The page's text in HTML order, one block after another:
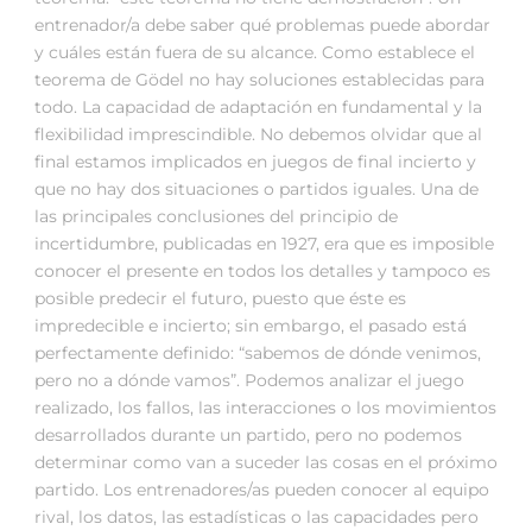
entrenador/a debe saber qué problemas puede abordar
y cuáles están fuera de su alcance. Como establece el
teorema de Gödel no hay soluciones establecidas para
todo. La capacidad de adaptación en fundamental y la
flexibilidad imprescindible. No debemos olvidar que al
final estamos implicados en juegos de final incierto y
que no hay dos situaciones o partidos iguales. Una de
las principales conclusiones del principio de
incertidumbre, publicadas en 1927, era que es imposible
conocer el presente en todos los detalles y tampoco es
posible predecir el futuro, puesto que éste es
impredecible e incierto; sin embargo, el pasado está
perfectamente definido: “sabemos de dónde venimos,
pero no a dónde vamos”. Podemos analizar el juego
realizado, los fallos, las interacciones o los movimientos
desarrollados durante un partido, pero no podemos
determinar como van a suceder las cosas en el próximo
partido. Los entrenadores/as pueden conocer al equipo
rival, los datos, las estadísticas o las capacidades pero